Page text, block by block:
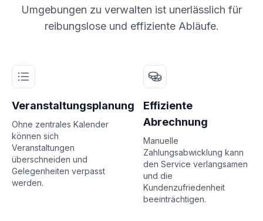
Umgebungen zu verwalten ist unerlässlich für
reibungslose und effiziente Abläufe.
Veranstaltungsplanung
Ohne zentrales Kalender
können sich
Veranstaltungen
überschneiden und
Gelegenheiten verpasst
werden.
Effiziente
Abrechnung
Manuelle
Zahlungsabwicklung kann
den Service verlangsamen
und die
Kundenzufriedenheit
beeinträchtigen.